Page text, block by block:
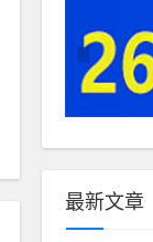
最新文章